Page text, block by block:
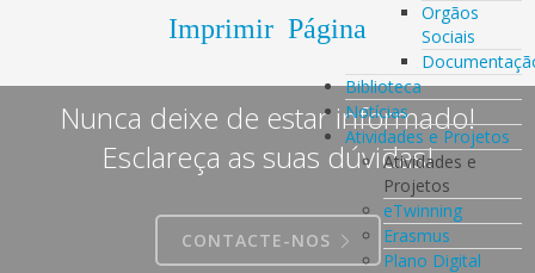
Orgãos
Sociais
Biblioteca
Notícias
Atividades e Projetos
Atividades e
Projetos
eTwinning
Erasmus
Plano Digital
Imprimir Página
Nunca deixe de estar informado!
Esclareça as suas dúvidas!
CONTACTE-NOS